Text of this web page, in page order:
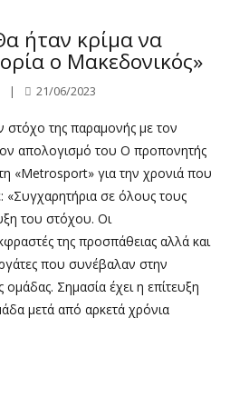
ήταν κρίμα να
ο Μακεδονικός»
21/06/2023
της παραμονής με τον
απολογισμό του Ο προπονητής
«Μetrosport» για την χρονιά που
σε όλους τους
του στόχου. Οι
της προσπάθειας αλλά και
που συνέβαλαν στην
ομάδας. Σημασία έχει η επίτευξη
μετά από αρκετά χρόνια